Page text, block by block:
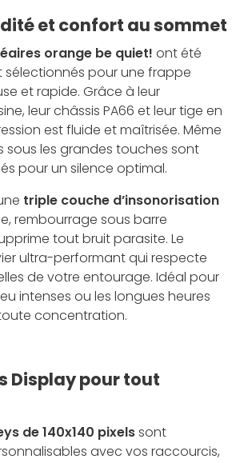
et confort au sommet
orange be quiet! ont été
sélectionnés pour une frappe
et rapide. Grâce à leur
leur châssis PA66 et leur tige en
est fluide et maîtrisée. Même
sous les grandes touches sont
pour un silence optimal.
triple couche d’insonorisation
rembourrage sous barre
tout bruit parasite. Le
ultra-performant qui respecte
de votre entourage. Idéal pour
intenses ou les longues heures
concentration.
Display pour tout
de 140x140 pixelssont
avec vos raccourcis,